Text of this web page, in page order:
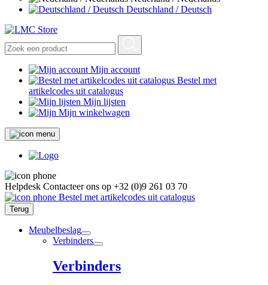
Deutschland / Deutsch
Mijn account
Bestel met
artikelcodes uit catalogus
Mijn lijsten
Mijn winkelwagen
Helpdesk Contacteer ons op +32 (0)9 261 03 70
Bestel met artikelcodes uit catalogus
Terug
Meubelbeslag
Verbinders
Verbinders